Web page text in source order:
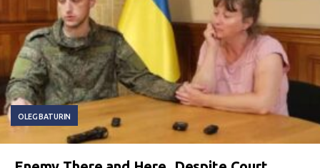
OLEG BATURIN